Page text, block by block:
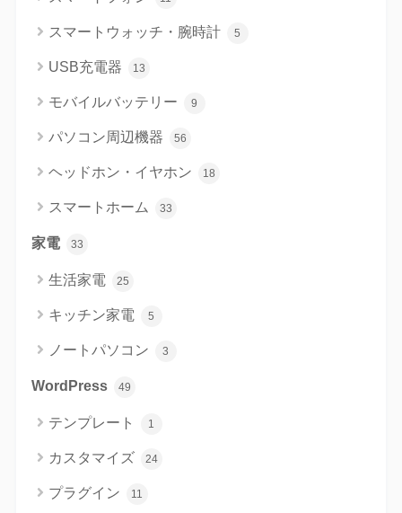
スマートウォッチ・腕時計 5
USB充電器 13
モバイルバッテリー 9
パソコン周辺機器 56
ヘッドホン・イヤホン 18
スマートホーム 33
家電 33
生活家電 25
キッチン家電 5
ノートパソコン 3
WordPress 49
テンプレート 1
カスタマイズ 24
プラグイン 11